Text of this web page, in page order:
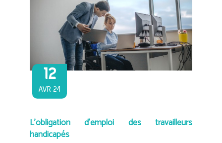
12
AVR 24
L’obligation d’emploi des travailleurs
handicapés